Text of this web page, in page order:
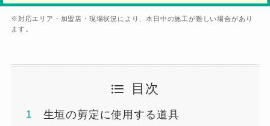
※対応エリア・加盟店・現場状況により、本日中の施工が難しい場合があり
ます。
目次
生垣の剪定に使用する道具